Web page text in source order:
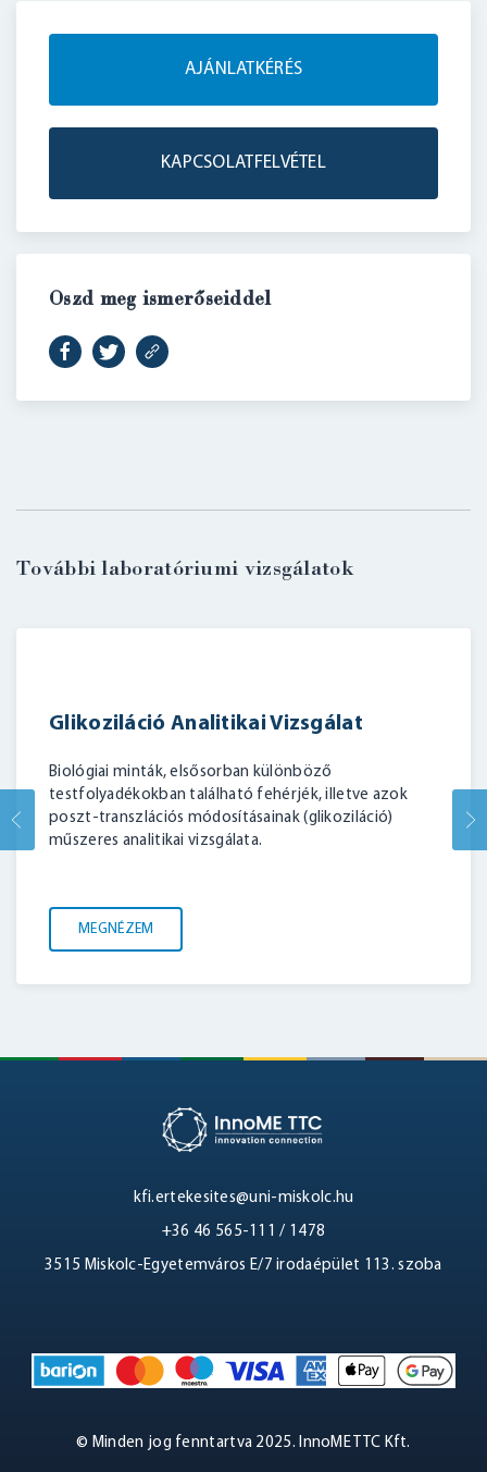
AJÁNLATKÉRÉS
KAPCSOLATFELVÉTEL
Oszd meg ismerőseiddel
További laboratóriumi vizsgálatok
Glikoziláció Analitikai Vizsgálat
Biológiai minták, elsősorban különböző
testfolyadékokban található fehérjék, illetve azok
poszt-transzlációs módosításainak (glikoziláció)
műszeres analitikai vizsgálata.
MEGNÉZEM
kfi.ertekesites@uni-miskolc.hu
+36 46 565-111 / 1478
3515 Miskolc-Egyetemváros E/7 irodaépület 113. szoba
© Minden jog fenntartva 2025. InnoME TTC Kft.